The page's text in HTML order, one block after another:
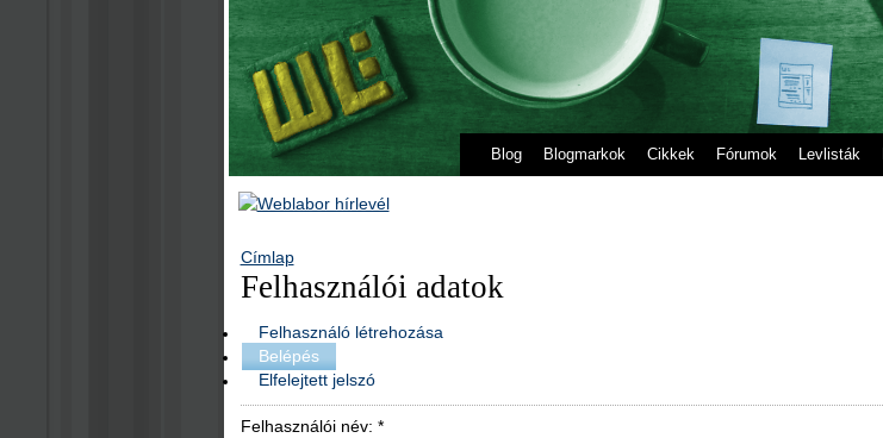
Blog Blogmarkok Cikkek Fórumok Levlisták
Címlap
Felhasználói adatok
Felhasználó létrehozása
Belépés
Elfelejtett jelszó
Felhasználói név: *